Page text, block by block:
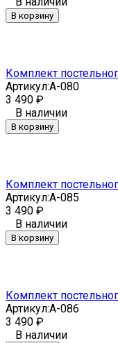
В корзину
Комплект
Артикул:A-080
3 490 ₽
В наличии
В корзину
Комплект
Артикул:A-085
3 490 ₽
В наличии
В корзину
Комплект
Артикул:A-086
3 490 ₽
В наличии